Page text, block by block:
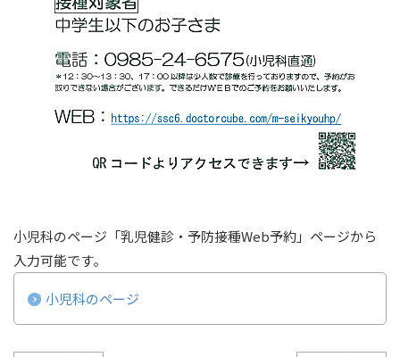
小児科のページ「乳児健診・予防接種Web予約」ページから
入力可能です。
小児科のページ